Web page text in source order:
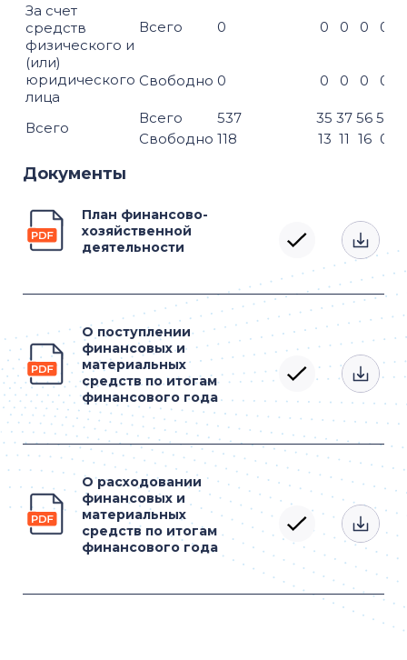
За счет
средств
физического и
(или)
юридического
лица
Всего 0 0 0 0 0
Свободно 0 0 0 0 0
Всего
Всего 537 35 37 56 55
Свободно 118 13 11 16 0
Документы
План финансово-
хозяйственной
деятельности
О поступлении
финансовых и
материальных
средств по итогам
финансового года
О расходовании
финансовых и
материальных
средств по итогам
финансового года